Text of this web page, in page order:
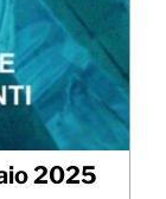
2025